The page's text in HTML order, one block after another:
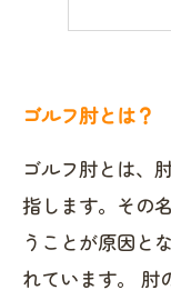
ゴルフ肘とは？
ゴルフ肘とは、
指します。その
うことが原因と
れています。 肘